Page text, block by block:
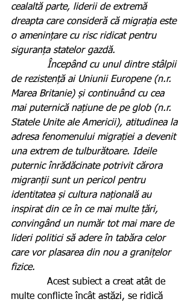
cealaltă parte, liderii de extremă
dreapta care consideră că migrația este
o amenințare cu risc ridicat pentru
siguranța statelor gazdă.
de rezistență ai Uniunii Europene (n.r.
Marea Britanie) și continuând cu cea
mai puternică națiune de pe glob (n.r.
Statele Unite ale Americii), atitudinea la
adresa fenomenului migrației a devenit
una extrem de tulburătoare. Ideile
puternic înrădăcinate potrivit cărora
migranții sunt un pericol pentru
identitatea și cultura națională au
inspirat din ce în ce mai multe țări,
convingând un număr tot mai mare de
lideri politici să adere în tabăra celor
care vor plasarea din nou a granițelor
fizice.
multe conflicte încât astăzi, se ridică